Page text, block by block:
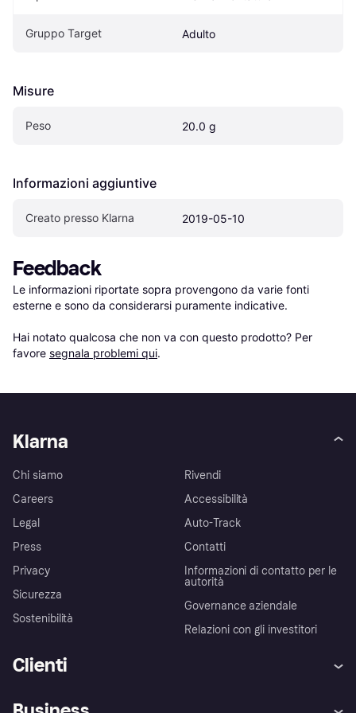
Gruppo Target Adulto
Misure
Peso 20.0 g
Informazioni aggiuntive
Creato presso Klarna 2019-05-10
Feedback
Le informazioni riportate sopra provengono da varie fonti
esterne e sono da considerarsi puramente indicative.
Hai notato qualcosa che non va con questo prodotto? Per
favore segnala problemi qui.
Klarna
Chi siamo
Careers
Legal
Press
Privacy
Sicurezza
Sostenibilità
Rivendi
Accessibilità
Auto-Track
Contatti
Informazioni di contatto per le
autorità
Governance aziendale
Relazioni con gli investitori
Clienti